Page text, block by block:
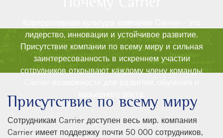
лидерство, инновации и устойчивое развитие.
Присутствие компании по всему миру и сильная
заинтересованность в искреннем участии
сотрудников открывают каждому члену команды
Присутствие по всему миру
Сотрудникам Carrier доступен весь мир. компания
Carrier имеет поддержку почти 50 000 сотрудников,